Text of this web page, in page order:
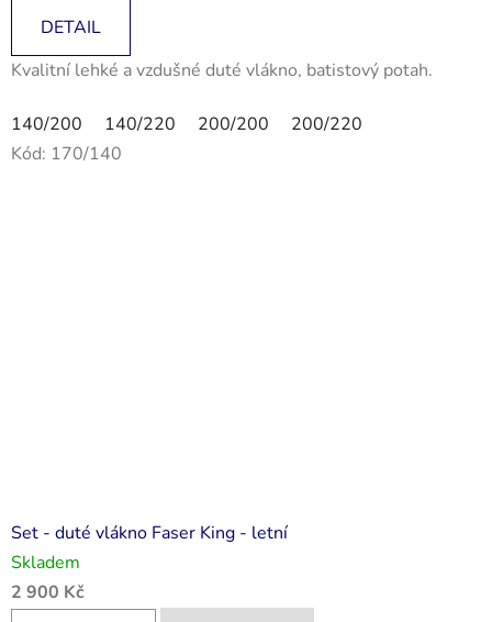
DETAIL
Kvalitní lehké a vzdušné duté vlákno, batistový potah.
140/200 140/220 200/200
200/220
Kód: 170/140
Set - duté vlákno Faser King - letní
Skladem
2 900 Kč